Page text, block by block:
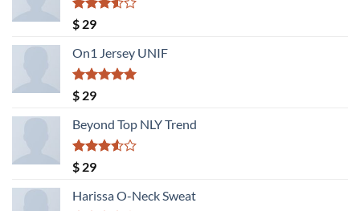
Valorado
con
3.50de
5
$ 29
On1 Jersey UNIF
Valorado
con
de 5
$ 29
Beyond Top NLY Trend
Valorado
con
3.50de
5
$ 29
Harissa O-Neck Sweat